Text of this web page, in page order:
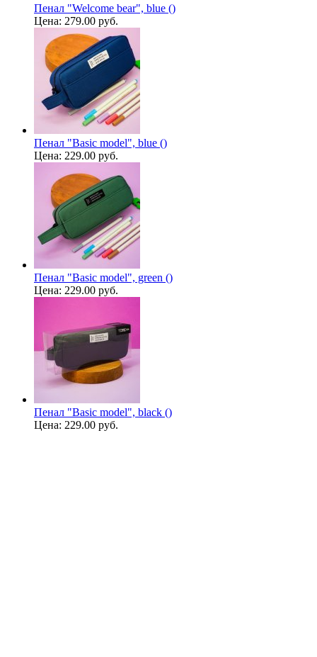
Пенал "Welcome bear", blue ()
Цена: 279.00 руб.
Пенал "Basic model", blue ()
Цена: 229.00 руб.
Пенал "Basic model", green ()
Цена: 229.00 руб.
Пенал "Basic model", black ()
Цена: 229.00 руб.